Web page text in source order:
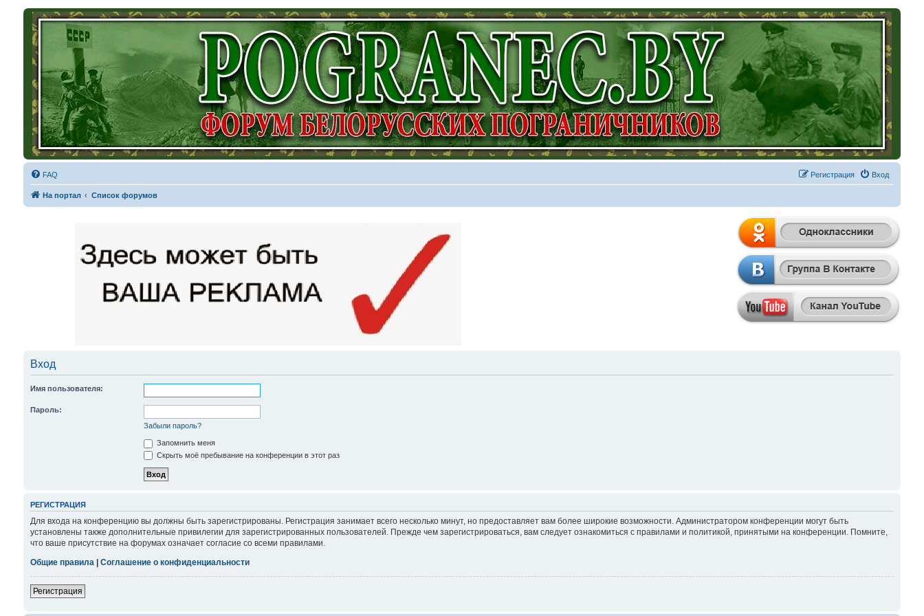
FAQ Вход
Регистрация
На портал Список форумов
Вход
Имя пользователя:
Пароль:
Забыли пароль?
Запомнить меня
Скрыть моё пребывание на конференции в этот раз
РЕГИСТРАЦИЯ
Для входа на конференцию вы должны быть зарегистрированы. Регистрация занимает всего несколько минут, но предоставляет вам более широкие возможности. Администратором конференции могут быть
установлены также дополнительные привилегии для зарегистрированных пользователей. Прежде чем зарегистрироваться, вам следует ознакомиться с правилами и политикой, принятыми на конференции. Помните,
что ваше присутствие на форумах означает согласие со всеми правилами.
Общие правила | Соглашение о конфиденциальности
Регистрация